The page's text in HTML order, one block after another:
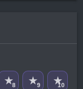
★8 ★9 ★10